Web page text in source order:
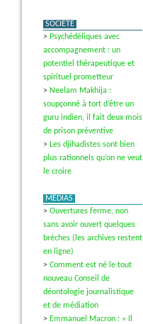
SOCIÉTÉ
> Psychédéliques avec
accompagnement : un
potentiel thérapeutique et
spirituel prometteur
> Neelam Makhija :
soupçonné à tort d’être un
guru indien, il fait deux mois
de prison préventive
> Les djihadistes sont bien
plus rationnels qu’on ne veut
le croire
MÉDIAS
> Ouvertures ferme, non
sans avoir ouvert quelques
brèches (les archives restent
en ligne)
> Comment est né le tout
nouveau Conseil de
déontologie journalistique
et de médiation
> Emmanuel Macron : « Il